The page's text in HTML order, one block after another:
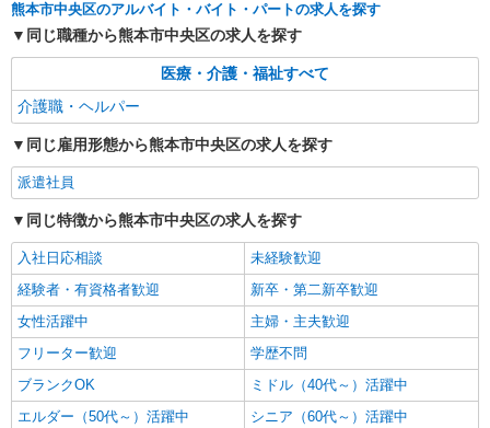
時給1,320円〜1,400円 ◆無資格・経験者：時
給1,320円〜 ◆初任者研修・未経験：時給1,320
円〜 ◆初任者研修・経験者：時給1,350円〜 ◆介
護福祉士：時給1,400円〜 ※経験者は3ヶ月以上 ※
り）
熊本県熊本市中央区 【最寄駅】熊本市電「味
噌天神前」駅 ★マイカー・バイク通勤もOK！
ら通いやすいエリアなど、お好きな勤務地をお選
び下さい！！
キープ 詳細を見る
派遣社員
（株）ウィルオブ・ワークCW 熊本支店/ms430101
介護スタッフ
時給1550円 ◆前払い・日払い・週払いOK
熊本県熊本市中央区
キープ
アルバイト
日研トータルソーシング株式会社 メディカルケア事業部/熊本オフィ
熊本市中央区のアルバイト・バイト・パートの求人を探す
同じ職種から熊本市中央区の求人を探す
医療・介護・福祉すべて
介護職・ヘルパー
同じ雇用形態から熊本市中央区の求人を探す
派遣社員
同じ特徴から熊本市中央区の求人を探す
入社日応相談
未経験歓迎
経験者・有資格者歓迎
新卒・第二新卒歓迎
女性活躍中
主婦・主夫歓迎
フリーター歓迎
学歴不問
ブランクOK
ミドル（40代～）活躍中
エルダー（50代～）活躍中
シニア（60代～）活躍中